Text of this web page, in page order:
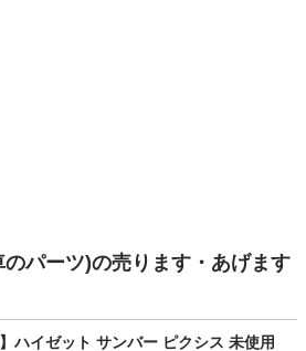
パーツ)の売ります・あげます
】ハイゼット サンバー ピクシス 未使用